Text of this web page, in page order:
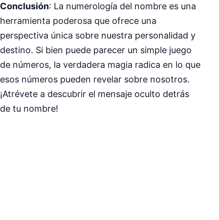
Conclusión: La numerología del nombre es una
herramienta poderosa que ofrece una
perspectiva única sobre nuestra personalidad y
destino. Si bien puede parecer un simple juego
de números, la verdadera magia radica en lo que
esos números pueden revelar sobre nosotros.
¡Atrévete a descubrir el mensaje oculto detrás
de tu nombre!